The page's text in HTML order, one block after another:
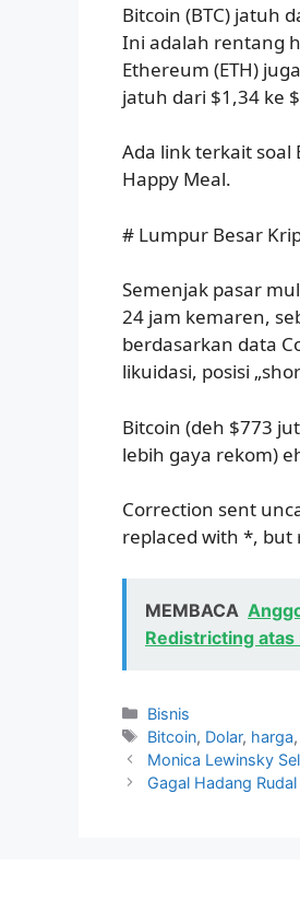
Bitcoin (BTC) jatuh
Ini adalah rentang
Ethereum (ETH)
jatuh dari $1,34 ke
Ada link terkait soal
Happy Meal.
# Lumpur Besar
Semenjak pasar
24 jam kemaren,
berdasarkan data
likuidasi, posisi
Bitcoin (deh $773
lebih gaya rekom)
Correction sent
replaced with *, but
MEMBACA
Redistricting atas
Kategori
Bisnis
Tag
Bitcoin, Dolar, harga,
Monica Lewinsky
Gagal Hadang